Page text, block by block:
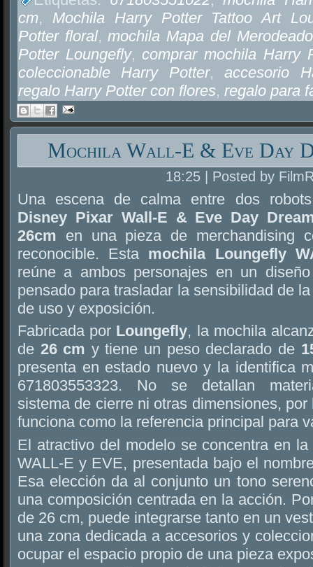
cm, Mochila Harry Potter Tattoo Art
Potter floral,mochila Mapa del
Potter Loungefly, comprar mochila Harry
coleccionable Harry Potter,accesorio
regalo Harry Potter con flores, regalo para
Mochila Wall-E & Eve Day
18:25 | Posted by
Una escena de calma entre dos
Disney Pixar Wall-E & Eve Day
26cm en una pieza de merchandising
reconocible. Esta mochila Loungefly
reúne a ambos personajes en un
pensado para trasladar la sensibilidad de
de uso y exposición.
Fabricada por Loungefly, la mochila
de 26 cm y tiene un peso declarado de
presenta en estado nuevo y la identifica
671803553323. No se detallan
sistema de cierre ni otras dimensiones,
funciona como la referencia principal para
El atractivo del modelo se concentra en
WALL-E y EVE, presentada bajo el
Esa elección da al conjunto un tono
una composición centrada en la acción.
de 26 cm, puede integrarse tanto en un
una zona dedicada a accesorios y
ocupar el espacio propio de una pieza